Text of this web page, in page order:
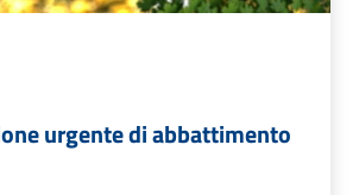
urgente di abbattimento